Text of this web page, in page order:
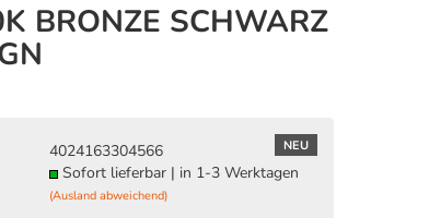
BRONZE SCHWARZ
NEU
4024163304566
Sofort lieferbar | in 1-3 Werktagen
(Ausland abweichend)